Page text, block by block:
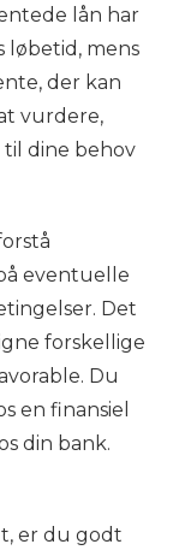
lån har
løbetid, mens
der kan
vurdere,
til dine behov
eventuelle
Det
forskellige
Du
en finansiel
din bank.
er du godt